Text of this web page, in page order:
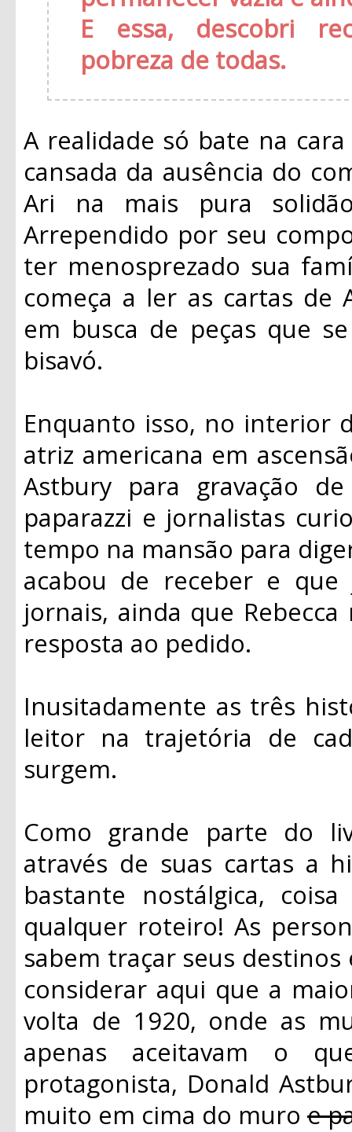
E essa, descobri
pobreza de todas.
A realidade só bate na
cansada da ausência do
Ari na mais pura
Arrependido por seu
ter menosprezado sua
começa a ler as cartas de
em busca de peças que
bisavó.
Enquanto isso, no interior
atriz americana em
Astbury para gravação
paparazzi e jornalistas
tempo na mansão para
acabou de receber e
jornais, ainda que
resposta ao pedido.
Inusitadamente as três
leitor na trajetória de
surgem.
Como grande parte do
através de suas cartas a
bastante nostálgica,
qualquer roteiro! As
sabem traçar seus destinos
considerar aqui que a
volta de 1920, onde as
apenas aceitavam o
protagonista, Donald
muito em cima do muro e